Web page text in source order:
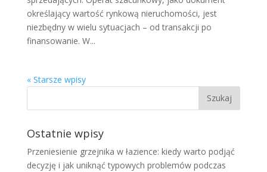
określający wartość rynkową nieruchomości, jest
niezbędny w wielu sytuacjach – od transakcji po
finansowanie. W...
« Starsze wpisy
Ostatnie wpisy
Przeniesienie grzejnika w łazience: kiedy warto podjąć
decyzję i jak uniknąć typowych problemów podczas